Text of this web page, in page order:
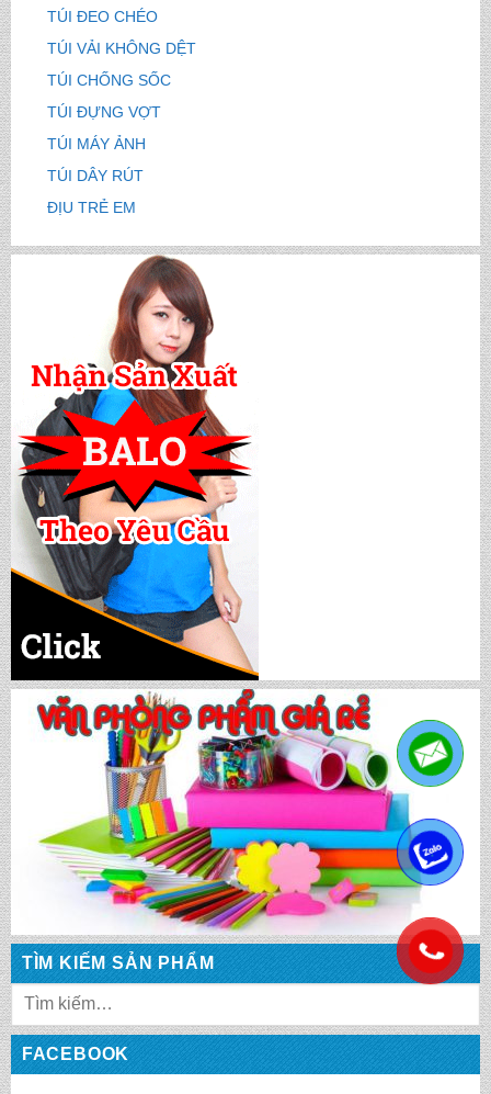
TÚI ĐEO CHÉO
TÚI VẢI KHÔNG DỆT
TÚI CHỐNG SỐC
TÚI ĐỰNG VỢT
TÚI MÁY ẢNH
TÚI DÂY RÚT
ĐỊU TRẺ EM
TÌM KIẾM SẢN PHẨM
FACEBOOK
CẶP HỌC SINH MS: TN 5016
CẶP HỌC SINH MS: TN 5015
CẶP HỌC SINH MS: TN 5014
CẶP HỌC SINH MS: TN 5013
CẶP HỌC SINH MS: TN 5012
CẶP HỌC SINH MS: TN 5011
CẶP HỌC SINH MS: TN 5010
CẶP HỌC SINH MS: TN 5009
.
.